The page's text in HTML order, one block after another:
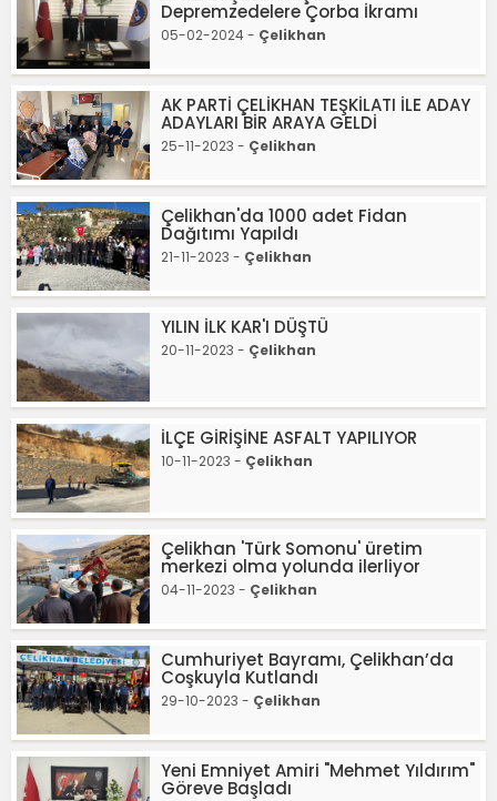
Depremzedelere Çorba İkramı
05-02-2024 - Çelikhan
AK PARTİ ÇELİKHAN TEŞKİLATI İLE ADAY
ADAYLARI BİR ARAYA GELDİ
25-11-2023 - Çelikhan
Çelikhan'da 1000 adet Fidan
Dağıtımı Yapıldı
21-11-2023 - Çelikhan
YILIN İLK KAR'I DÜŞTÜ
20-11-2023 - Çelikhan
İLÇE GİRİŞİNE ASFALT YAPILIYOR
10-11-2023 - Çelikhan
Çelikhan 'Türk Somonu' üretim
merkezi olma yolunda ilerliyor
04-11-2023 - Çelikhan
Cumhuriyet Bayramı, Çelikhan’da
Coşkuyla Kutlandı
29-10-2023 - Çelikhan
Yeni Emniyet Amiri "Mehmet Yıldırım"
Göreve Başladı